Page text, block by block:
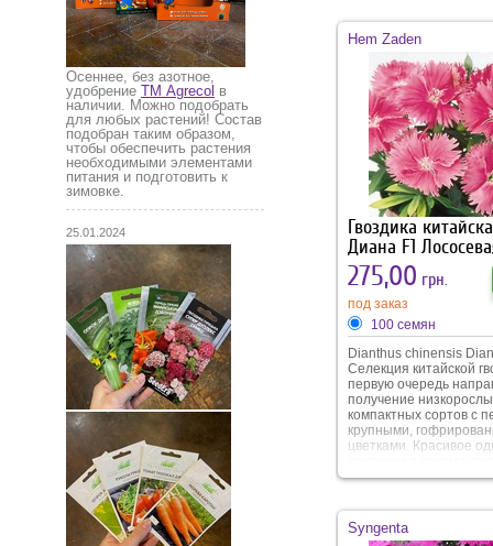
Осеннее, без азотное,
удобрение ТМ Agrecol в
наличии. Можно подобрать
для любых растений! Состав
подобран таким образом,
чтобы обеспечить растения
необходимыми элементами
питания и подготовить к
зимовке.
25.01.2024
обильное, раннее и
продолжительное.
использовать как
Подходят как для
высаживания так и
в композициях.
Hem Zaden
Гвоздика
Диана F1
275,00 грн.
под заказ
100 семян
Dianthus chinensis
Селекция китайской
первую очередь
получение
компактных сортов с
крупными,
цветками. Красивое
цветами. Куст
обильное, раннее и
продолжительное.
использовать как
Syngenta